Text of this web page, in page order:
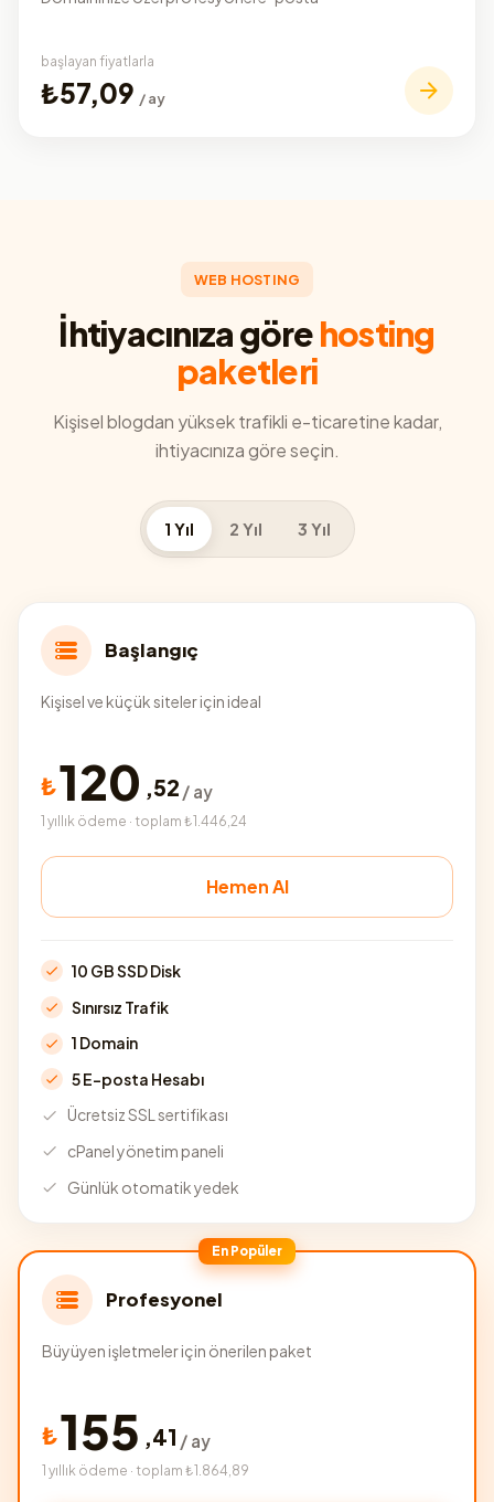
başlayan fiyatlarla
₺57,09 / ay
WEB HOSTING
İhtiyacınıza görehosting
paketleri
Kişisel blogdan yüksek trafikli e-ticaretine kadar,
ihtiyacınıza göre seçin.
1 Yıl 2 Yıl 3 Yıl
Başlangıç
Kişisel ve küçük siteler için ideal
₺120 ,52 / ay
1 yıllık ödeme · toplam ₺1.446,24
Hemen Al
10 GB SSD Disk
Sınırsız Trafik
1 Domain
5 E-posta Hesabı
Ücretsiz SSL sertifikası
cPanel yönetim paneli
Günlük otomatik yedek
En Popüler
Profesyonel
Büyüyen işletmeler için önerilen paket
₺155 ,41 / ay
1 yıllık ödeme · toplam ₺1.864,89